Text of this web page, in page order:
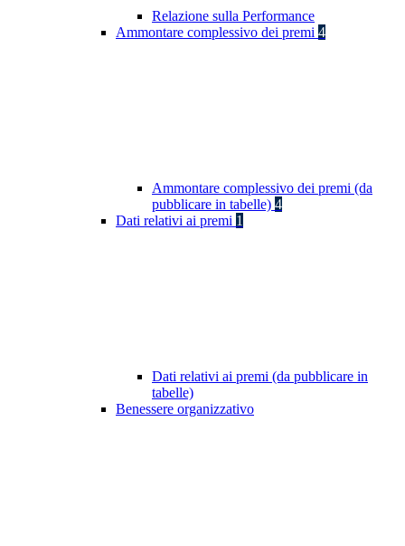
Relazione sulla Performance
Ammontare complessivo dei premi 4
Ammontare complessivo dei premi (da
pubblicare in tabelle) 4
Dati relativi ai premi 1
Dati relativi ai premi (da pubblicare in
tabelle)
Benessere organizzativo